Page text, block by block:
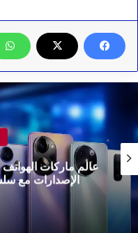
الإصدارات مع سلسلة Galaxy S26 الجديدة